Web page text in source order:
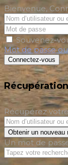
Bienvenue,
Souvenez-
Mot de passe
Connectez-vous
Récupérez
Obtenir un nouveau
Un mot de